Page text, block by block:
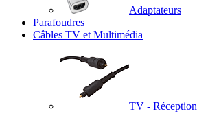
Adaptateurs
Parafoudres
Câbles TV et Multimédia
TV - Réception